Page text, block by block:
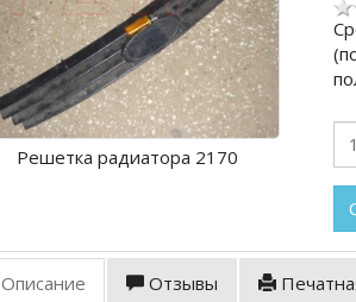
Решетка радиатора 2170
Описание Отзывы